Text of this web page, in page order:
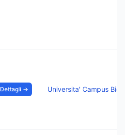
Dettagli →